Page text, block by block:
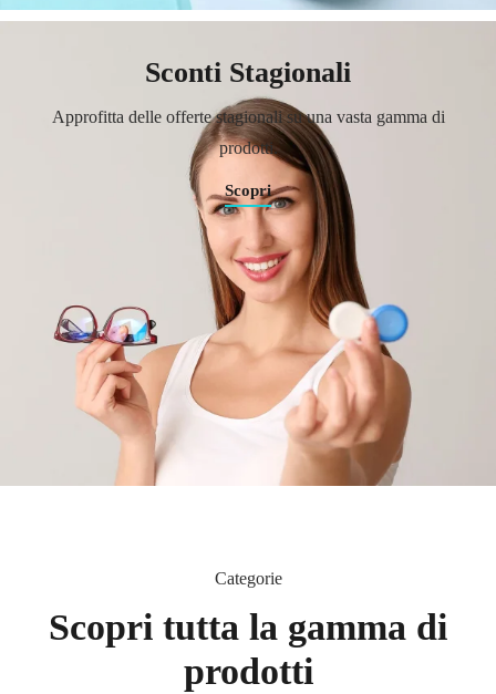
Sconti Stagionali
Approfitta delle offerte stagionali su una vasta gamma di
prodotti.
Scopri
Categorie
Scopri tutta la gamma di
prodotti